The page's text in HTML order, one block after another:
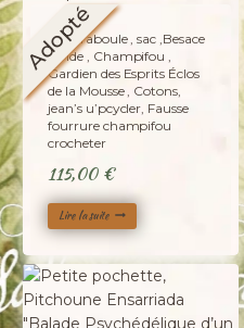
Adopté
La caraboule , sac ,Besace
ronde , Champifou ,
Gardien des Esprits Éclos
de la Mousse , Cotons,
jean’s u’pcycler, Fausse
fourrure champifou
crocheter
115,00 €
Lire la suite